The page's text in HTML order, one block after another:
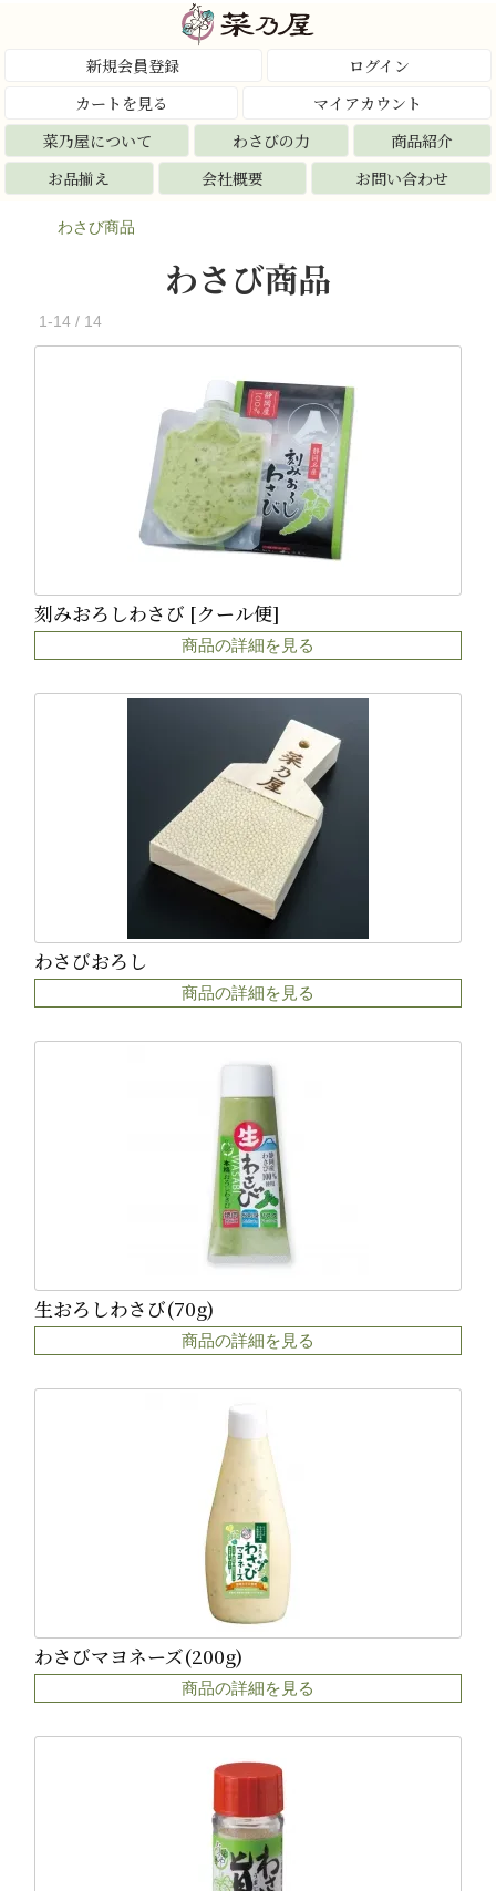
新規会員登録
ログイン
カートを見る
マイアカウント
菜乃屋について
わさびの力
商品紹介
お品揃え
会社概要 お問い合わせ
わさび商品
わさび商品
1-14 / 14
刻みおろしわさび [クール便]
商品の詳細を見る
わさびおろし
商品の詳細を見る
生おろしわさび(70g)
商品の詳細を見る
わさびマヨネーズ(200g)
商品の詳細を見る